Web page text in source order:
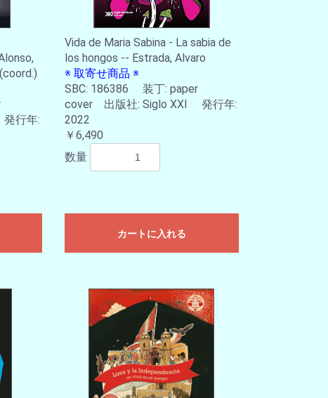
行年:
Vida de Maria Sabina - La sabia de
los hongos -- Estrada, Alvaro
※ 取寄せ商品 ※
SBC: 186386 装丁: paper
cover 出版社: Siglo XXI 発行年:
2022
￥6,490
数量
カートに入れる